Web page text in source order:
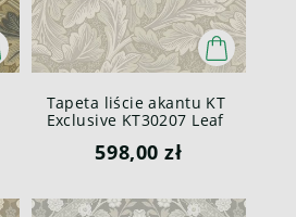
Tapeta liście akantu KT
Exclusive KT30207 Leaf
598,00 zł